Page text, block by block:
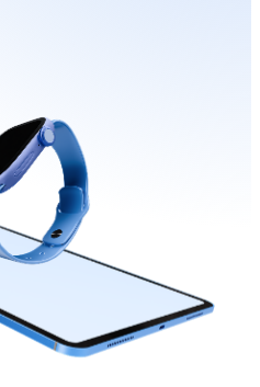
może także:
obniżyć wysokość
określonej w Taryfie
Prowizji lub innej opłaty
w okresie obowiązywania
Umowy, ze względu na
zmianę konkurencyjności
finansowych,
dokonać zmiany nazwy